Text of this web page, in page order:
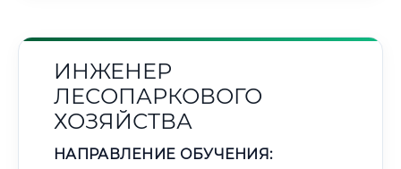
ИНЖЕНЕР
ЛЕСОПАРКОВОГО
ХОЗЯЙСТВА
НАПРАВЛЕНИЕ ОБУЧЕНИЯ: